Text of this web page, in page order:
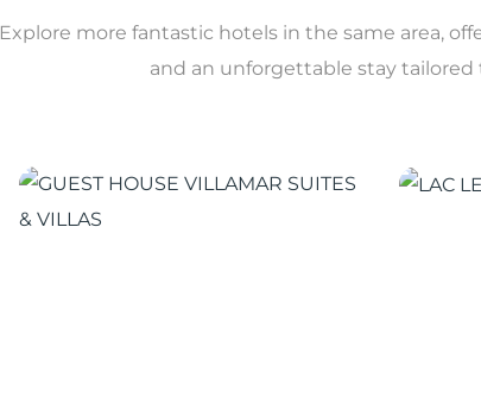
Explore more fantastic hotels in the same area,
and an unforgettable stay tailored